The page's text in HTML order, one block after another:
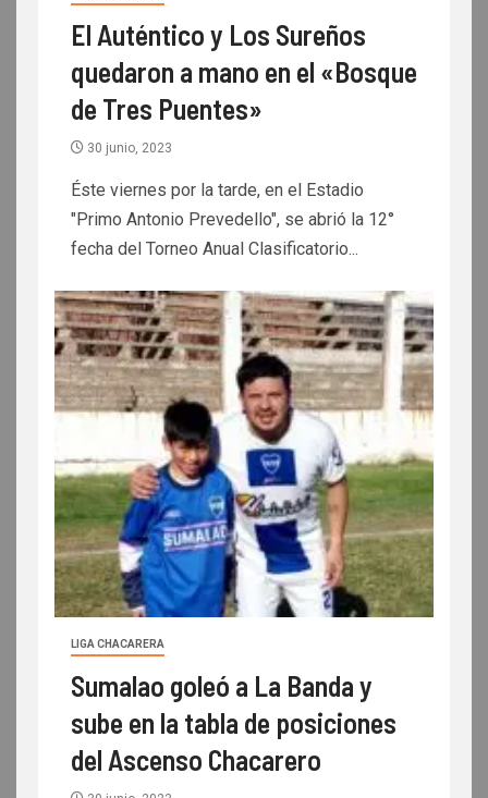
El Auténtico y Los Sureños
quedaron a mano en el «Bosque
de Tres Puentes»
30 junio, 2023
Éste viernes por la tarde, en el Estadio
"Primo Antonio Prevedello", se abrió la 12°
fecha del Torneo Anual Clasificatorio...
LIGA CHACARERA
Sumalao goleó a La Banda y
sube en la tabla de posiciones
del Ascenso Chacarero